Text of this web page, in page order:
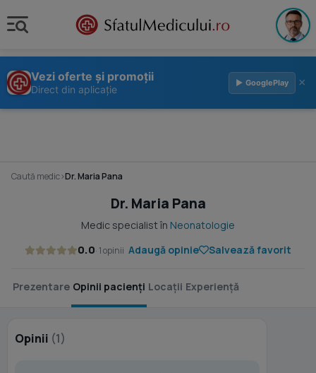
Vezi oferte și promoții
Direct din aplicație
▶ GooglePlay ×
Caută medic›Dr. Maria Pana
Dr. Maria Pana
Medic specialist în Neonatologie
0.0· 1 opinii Adaugă opinie Salvează favorit
Prezentare Opinii pacienți Locații Experiență
Opinii (1)